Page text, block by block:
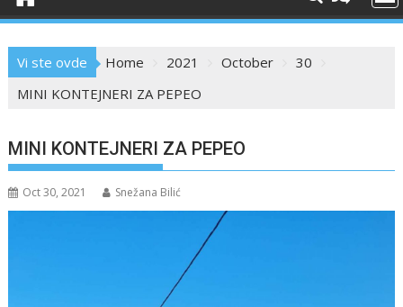
Vi ste ovde Home 2021 October
30
MINI KONTEJNERI ZA PEPEO
MINI KONTEJNERI ZA PEPEO
Oct 30, 2021 Snežana Bilić